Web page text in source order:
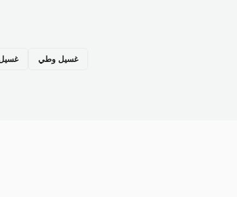
غسيل وطي